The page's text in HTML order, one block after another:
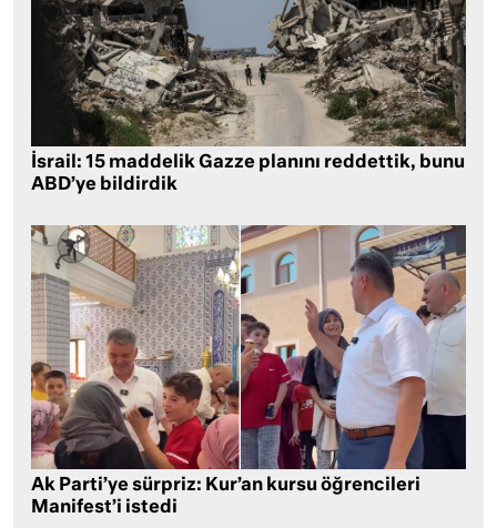
İsrail: 15 maddelik Gazze planını reddettik, bunu
ABD’ye bildirdik
Ak Parti’ye sürpriz: Kur’an kursu öğrencileri
Manifest’i istedi